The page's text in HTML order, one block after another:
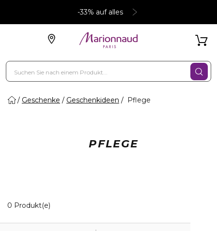
-33% auf alles
Geschenke Geschenkideen Pflege
PFLEGE
0 Produkt(e)